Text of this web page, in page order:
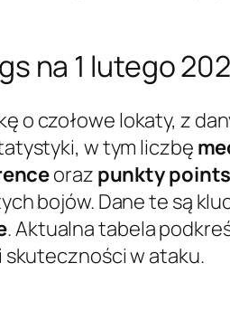
na 1 lutego
o czołowe lokaty, z
w tym liczbę
oraz punkty points
bojów. Dane te są
. Aktualna tabela
skuteczności w ataku.